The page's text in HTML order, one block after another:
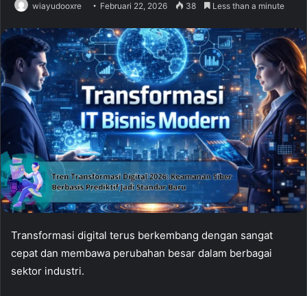
wiayudooxre Februari 22, 2026 38 Less than a minute
Transformasi digital terus berkembang dengan sangat
cepat dan membawa perubahan besar dalam berbagai
sektor industri.